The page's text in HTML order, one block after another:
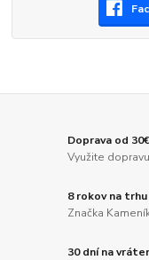
Doprava od
Využite
8 rokov na trhu
Značka
30 dní na